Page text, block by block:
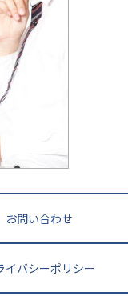
県
知県
県
グ離の学力
受験の羅
お問い合わせ
イバシーポリシー